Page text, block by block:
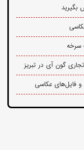
بگیرید
سرخه
گون آی در تبریز
و فایل‌های عکاسی